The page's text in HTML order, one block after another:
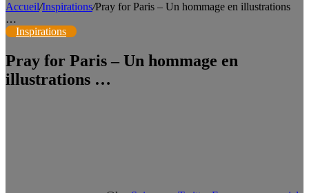
Accueil/Inspirations/Pray for Paris – Un hommage en illustrations
…
Inspirations
Pray for Paris – Un hommage en
illustrations …